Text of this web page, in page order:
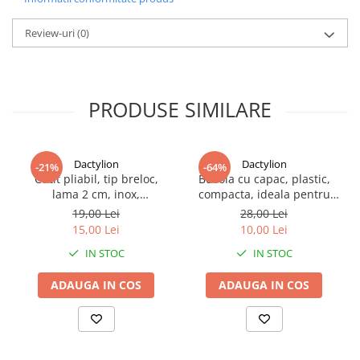
Realizata din materiale durabile, rezistente la uzura si conditii
variate de utilizare, pompa asigura o functionare fiabila pe
Review-uri(0)
PRODUSE SIMILARE
-21% Dactylion
Cutit pliabil, tip breloc,
lama 2 cm, inox,
multifunctional
19,00 Lei
15,00 Lei
IN STOC
ADAUGA IN COS
-64% Dactylion
Busola cu capac, plastic,
compacta, ideala pentru
drumetii, camping,
supravietuire, 6 x 4.8 x 1.5
cm, negru
28,00 Lei
10,00 Lei
IN STOC
ADAUGA IN COS